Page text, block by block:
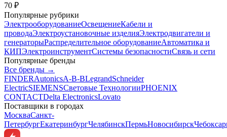
70 ₽
Популярные рубрики
ЭлектрооборудованиеОсвещениеКабели и
проводаЭлектроустановочные изделияЭлектродвигатели и
генераторыРаспределительное оборудованиеАвтоматика и
КИПЭлектроинструментСистемы безопасностиСвязь и сети
Популярные бренды
Все бренды →
FINDERAutonicsA-B-BLegrandSchneider
ElectricSIEMENSСветовые ТехнологииPHOENIX
CONTACTDelta ElectronicsLovato
Поставщики в городах
МоскваСанкт-
ПетербургЕкатеринбургЧелябинскПермьНовосибирск